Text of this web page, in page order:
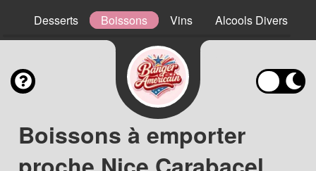
Desserts Boissons Vins Alcools Divers
Boissons à emporter